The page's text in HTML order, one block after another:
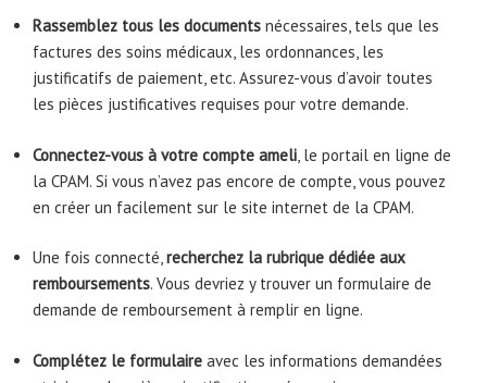
Rassemblez tous les documents nécessaires, tels que les
factures des soins médicaux, les ordonnances, les
justificatifs de paiement, etc. Assurez-vous d’avoir toutes
les pièces justificatives requises pour votre demande.
Connectez-vous à votre compte ameli, le portail en ligne de
la CPAM. Si vous n’avez pas encore de compte, vous pouvez
en créer un facilement sur le site internet de la CPAM.
Une fois connecté,recherchez la rubrique dédiée aux
remboursements. Vous devriez y trouver un formulaire de
demande de remboursement à remplir en ligne.
Complétez le formulaire avec les informations demandées